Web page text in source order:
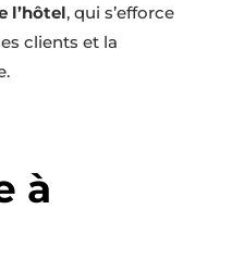
l’hôtel, qui s’efforce
clients et la
à